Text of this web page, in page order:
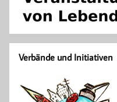
Verbände und Initiativen